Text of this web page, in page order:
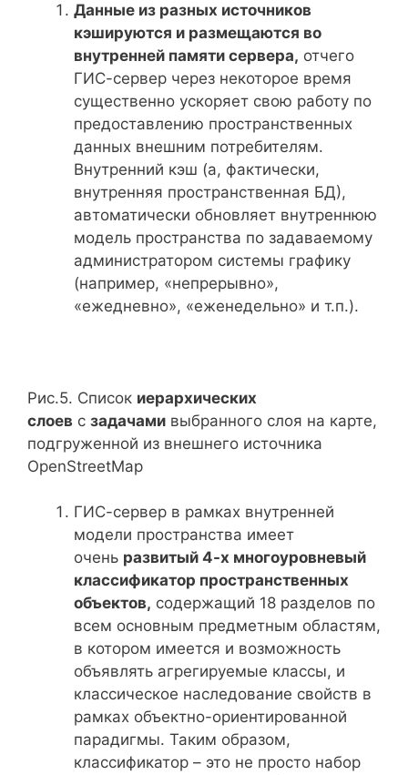
Данные из разных источников
кэшируются и размещаются во
внутренней памяти сервера, отчего
ГИС-сервер через некоторое время
существенно ускоряет свою работу по
предоставлению пространственных
данных внешним потребителям.
Внутренний кэш (а, фактически,
внутренняя пространственная БД),
автоматически обновляет внутреннюю
модель пространства по задаваемому
администратором системы графику
(например, «непрерывно»,
«ежедневно», «еженедельно» и т.п.).
Рис.5. Список иерархических
слоев с задачами выбранного слоя на карте,
подгруженной из внешнего источника
OpenStreetMap
ГИС-сервер в рамках внутренней
модели пространства имеет
очень развитый 4-х многоуровневый
классификатор пространственных
объектов, содержащий 18 разделов по
всем основным предметным областям,
в котором имеется и возможность
объявлять агрегируемые классы, и
классическое наследование свойств в
рамках объектно-ориентированной
парадигмы. Таким образом,
классификатор – это не просто набор